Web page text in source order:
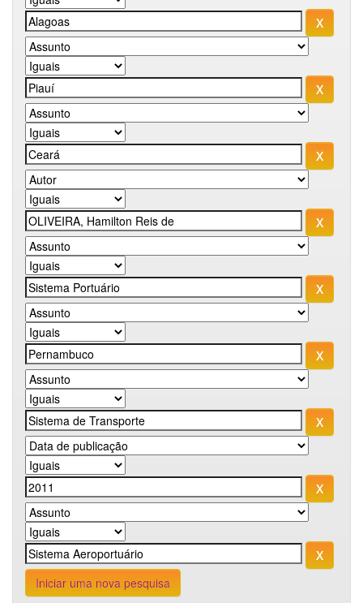
Iniciar uma nova pesquisa